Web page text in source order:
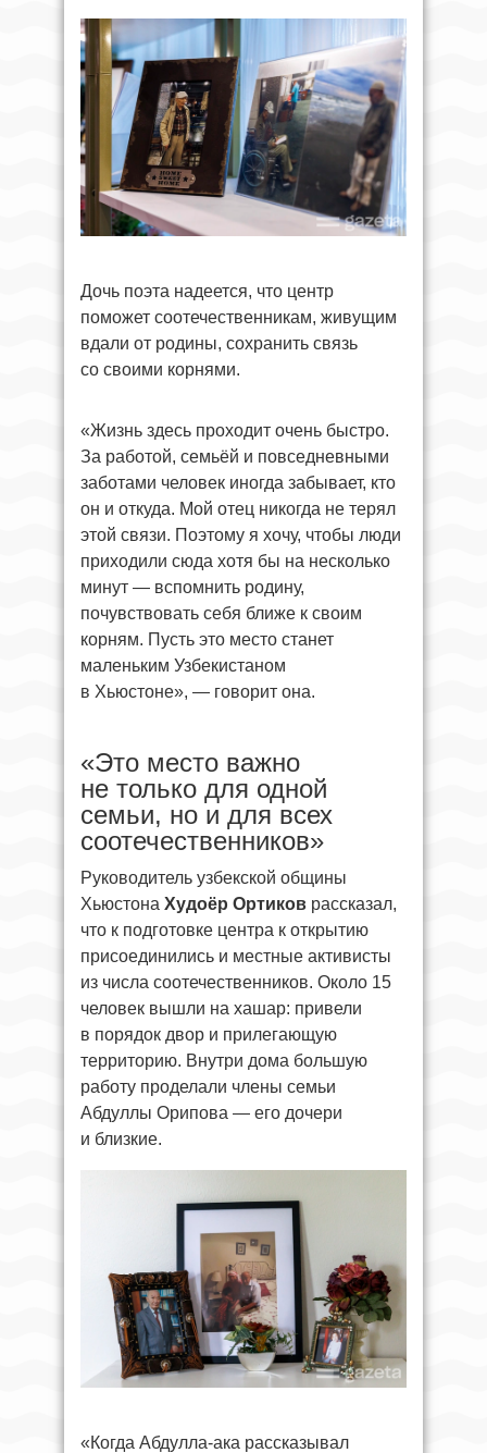
Дочь поэта надеется, что центр
поможет соотечественникам, живущим
вдали от родины, сохранить связь
со своими корнями.
«Жизнь здесь проходит очень быстро.
За работой, семьёй и повседневными
заботами человек иногда забывает, кто
он и откуда. Мой отец никогда не терял
этой связи. Поэтому я хочу, чтобы люди
приходили сюда хотя бы на несколько
минут — вспомнить родину,
почувствовать себя ближе к своим
корням. Пусть это место станет
маленьким Узбекистаном
в Хьюстоне», — говорит она.
«Это место важно
не только для одной
семьи, но и для всех
соотечественников»
Руководитель узбекской общины
Хьюстона Худоёр Ортиков рассказал,
что к подготовке центра к открытию
присоединились и местные активисты
из числа соотечественников. Около 15
человек вышли на хашар: привели
в порядок двор и прилегающую
территорию. Внутри дома большую
работу проделали члены семьи
Абдуллы Орипова — его дочери
и близкие.
«Когда Абдулла-ака рассказывал